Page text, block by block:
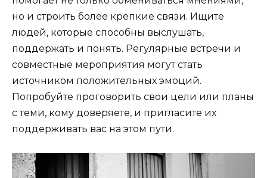
но и строить более крепкие связи. Ищите
людей, которые способны выслушать,
поддержать и понять. Регулярные встречи и
совместные мероприятия могут стать
источником положительных эмоций.
Попробуйте проговорить свои цели или планы
с теми, кому доверяете, и пригласите их
поддерживать вас на этом пути.